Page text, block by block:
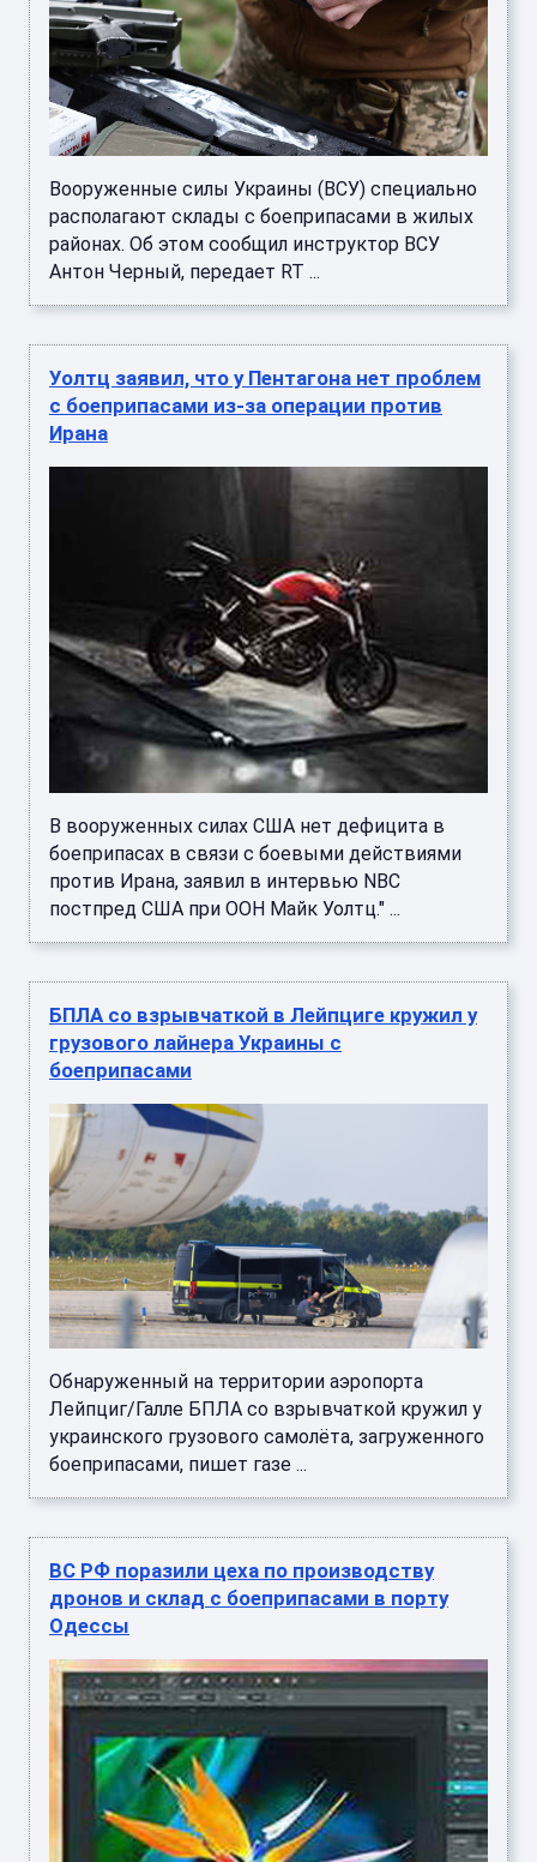
Вооруженные силы Украины (ВСУ) специально
располагают склады с боеприпасами в жилых
районах. Об этом сообщил инструктор ВСУ
Антон Черный, передает RT ...
Уолтц заявил, что у Пентагона нет проблем
с боеприпасами из-за операции против
Ирана
В вооруженных силах США нет дефицита в
боеприпасах в связи с боевыми действиями
против Ирана, заявил в интервью NBC
постпред США при ООН Майк Уолтц." ...
БПЛА со взрывчаткой в Лейпциге кружил у
грузового лайнера Украины с
боеприпасами
Обнаруженный на территории аэропорта
Лейпциг/Галле БПЛА со взрывчаткой кружил у
украинского грузового самолёта, загруженного
боеприпасами, пишет газе ...
ВС РФ поразили цеха по производству
дронов и склад с боеприпасами в порту
Одессы